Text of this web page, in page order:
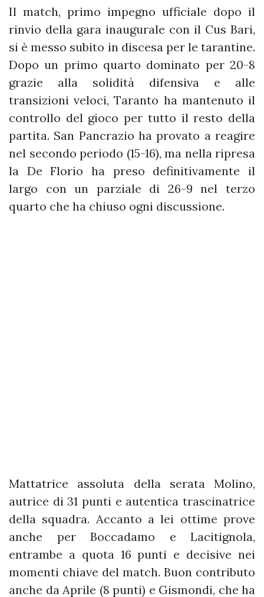
Il match, primo impegno ufficiale dopo il
rinvio della gara inaugurale con il Cus Bari,
si è messo subito in discesa per le tarantine.
Dopo un primo quarto dominato per 20-8
grazie alla solidità difensiva e alle
transizioni veloci, Taranto ha mantenuto il
controllo del gioco per tutto il resto della
partita. San Pancrazio ha provato a reagire
nel secondo periodo (15-16), ma nella ripresa
la De Florio ha preso definitivamente il
largo con un parziale di 26-9 nel terzo
quarto che ha chiuso ogni discussione.
Mattatrice assoluta della serata Molino,
autrice di 31 punti e autentica trascinatrice
della squadra. Accanto a lei ottime prove
anche per Boccadamo e Lacitignola,
entrambe a quota 16 punti e decisive nei
momenti chiave del match. Buon contributo
anche da Aprile (8 punti) e Gismondi, che ha